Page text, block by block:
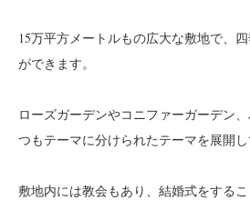
15万平方メートルもの広大な敷地で、
ができます。
ローズガーデンやコニファーガーデン
つもテーマに分けられたテーマを展開し
敷地内には教会もあり、 結婚式をするこ